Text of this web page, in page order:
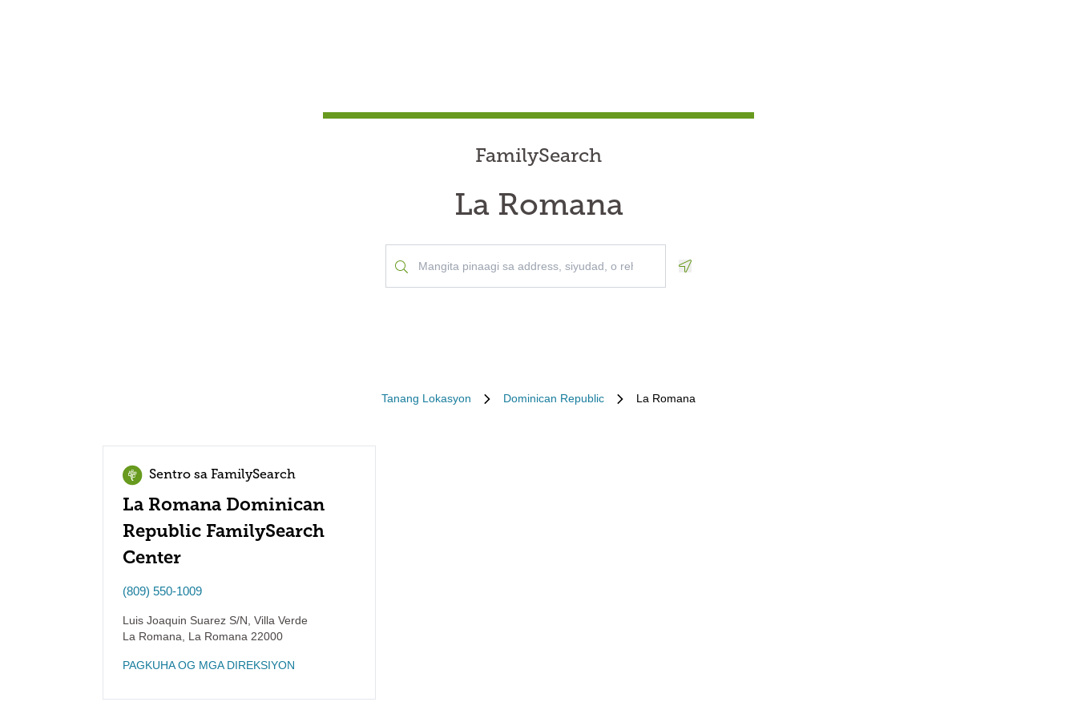
FamilySearch
La Romana
Tanang Lokasyon Dominican Republic La Romana
Sentro sa FamilySearch
La Romana Dominican
Republic FamilySearch
Center
(809) 550-1009
Luis Joaquin Suarez S/N, Villa Verde
La Romana
La Romana 22000
PAGKUHA OG MGA DIREKSIYON